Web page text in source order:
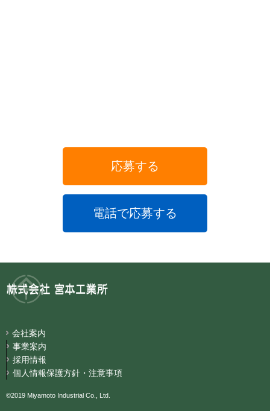
応募する
電話で応募する
会社案内
事業案内
採用情報
個人情報保護方針・注意事項
©2019 Miyamoto Industrial Co., Ltd.